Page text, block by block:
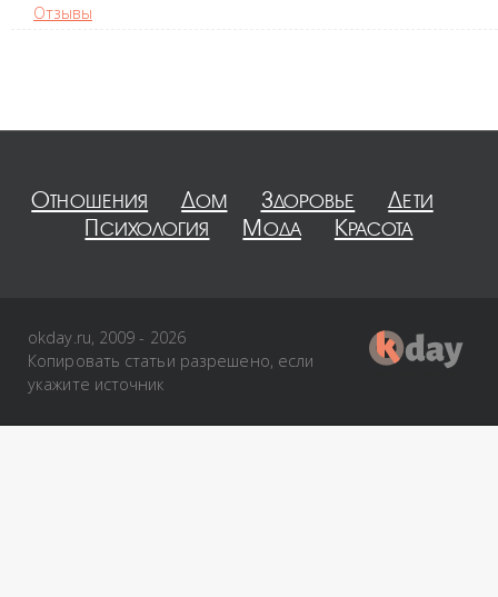
Отзывы
Отношения Дом Здоровье
Дети
Психология
Мода Красота
okday.ru, 2009 - 2026
Копировать статьи разрешено, если
укажите источник